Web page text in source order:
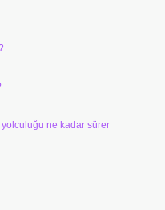
yolculuğu ne kadar sürer